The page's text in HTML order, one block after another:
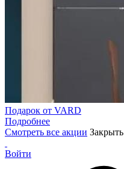
Подарок от VARD
Подробнее
Смотреть все акции Закрыть
Войти